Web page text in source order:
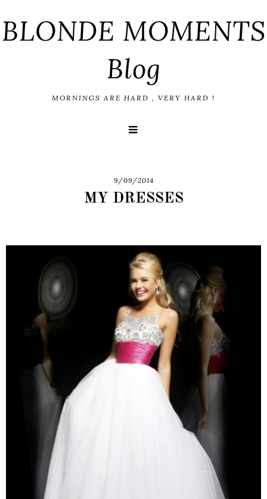
BLONDE MOMENTS
Blog
MORNINGS ARE HARD , VERY HARD !
9/09/2014
MY DRESSES